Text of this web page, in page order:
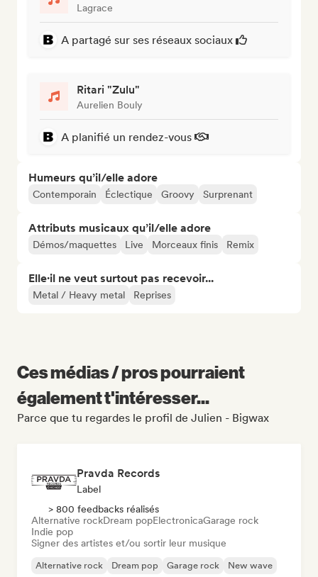
Lagrace
A partagé sur ses réseaux sociaux
Ritari "Zulu"
Aurelien Bouly
A planifié un rendez-vous
Humeurs qu’il/elle adore
Contemporain Éclectique Groovy Surprenant
Attributs musicaux qu’il/elle adore
Démos/maquettes Live Morceaux finis Remix
Elle·il ne veut surtout pas recevoir...
Metal / Heavy metal Reprises
Ces médias / pros pourraient
également t'intéresser...
Parce que tu regardes le profil de Julien - Bigwax
Pravda Records
Label
> 800 feedbacks réalisés
Alternative rockDream popElectronicaGarage rock
Indie pop
Signer des artistes et/ou sortir leur musique
Alternative rock Dream pop Garage rock New wave